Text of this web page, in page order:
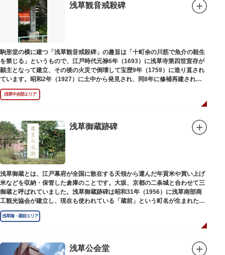
浅草観音戒殺碑
駒形堂の横に建つ「浅草観音戒殺碑」の趣旨は「十町余の川筋で魚介の殺生
を禁じる」というもので、江戸時代元禄6年（1693）に浅草寺第四世宣存が
願主となって建立、その後の火災で倒壊して宝歴9年（1759）に造り直され
ています。昭和2年（1927）に土中から発見され、同8年に修補再建された
碑がどちらのものであるかは不明です。
浅草中央部エリア
浅草御蔵跡碑
浅草御蔵とは、江戸幕府が全国に散在する天領から運んだ年貢米や買い上げ
米などを収納・保管した倉庫のことです。大坂、京都の二条城と合わせて三
御蔵と呼ばれていました。浅草御蔵跡碑は昭和31年（1956）に浅草南部商
工観光協会が建立し、現在も使われている「蔵前」という町名が生まれたの
は昭和9年（1934）のことです。
浅草橋・蔵前エリア
浅草公会堂